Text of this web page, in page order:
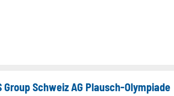
Schweiz AG Plausch-Olympiade